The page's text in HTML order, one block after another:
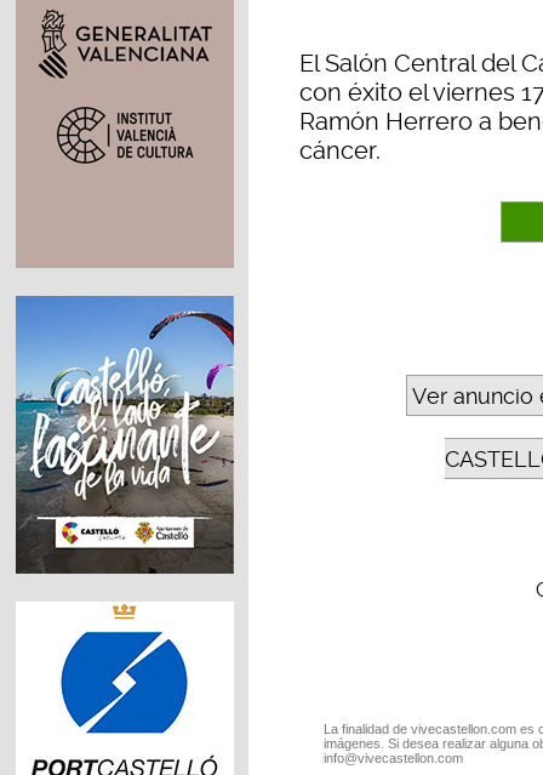
El Salón Central del
con éxito el viernes
Ramón Herrero a
cáncer.
Ver anuncio
La finalidad de vivecastellon.com
imágenes. Si desea realizar alguna
info@vivecastellon.com